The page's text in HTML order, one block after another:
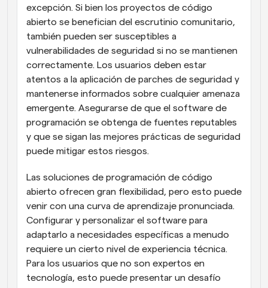
excepción. Si bien los proyectos de código
abierto se benefician del escrutinio comunitario,
también pueden ser susceptibles a
vulnerabilidades de seguridad si no se mantienen
correctamente. Los usuarios deben estar
atentos a la aplicación de parches de seguridad y
mantenerse informados sobre cualquier amenaza
emergente. Asegurarse de que el software de
programación se obtenga de fuentes reputables
y que se sigan las mejores prácticas de seguridad
puede mitigar estos riesgos.
Las soluciones de programación de código
abierto ofrecen gran flexibilidad, pero esto puede
venir con una curva de aprendizaje pronunciada.
Configurar y personalizar el software para
adaptarlo a necesidades específicas a menudo
requiere un cierto nivel de experiencia técnica.
Para los usuarios que no son expertos en
tecnología, esto puede presentar un desafío